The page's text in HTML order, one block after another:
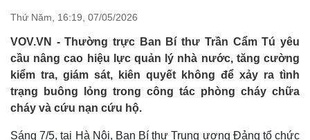
Thứ Năm, 16:19, 07/05/2026
VOV.VN - Thường trực Ban Bí thư Trần Cẩm Tú yêu
cầu nâng cao hiệu lực quản lý nhà nước, tăng cường
kiểm tra, giám sát, kiên quyết không để xảy ra tình
trạng buông lỏng trong công tác phòng cháy chữa
cháy và cứu nạn cứu hộ.
Sáng 7/5, tại Hà Nội, Ban Bí thư Trung ương Đảng tổ chức